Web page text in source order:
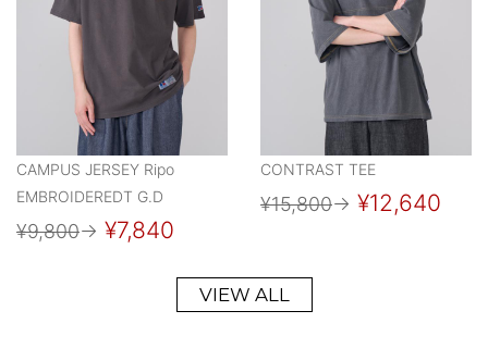
CAMPUS JERSEY Ripo
EMBROIDEREDT G.D
¥9,800→ ¥7,840
CONTRAST TEE
¥15,800→ ¥12,640
VIEW ALL